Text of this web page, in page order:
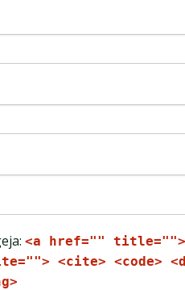
<a href="" title="">
<cite> <code>